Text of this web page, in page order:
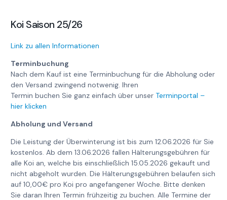
Koi Saison 25/26
Link zu allen Informationen
Terminbuchung
Nach dem Kauf ist eine Terminbuchung für die Abholung oder
den Versand zwingend notwenig. Ihren
Termin buchen Sie ganz einfach über unserTerminportal –
hier klicken
Abholung und Versand
Die Leistung der Überwinterung ist bis zum 12.06.2026 für Sie
kostenlos. Ab dem 13.06.2026 fallen Hälterungsgebühren für
alle Koi an, welche bis einschließlich 15.05.2026 gekauft und
nicht abgeholt wurden. Die Hälterungsgebühren belaufen sich
auf 10,00€ pro Koi pro angefangener Woche. Bitte denken
Sie daran Ihren Termin frühzeitig zu buchen. Alle Termine der